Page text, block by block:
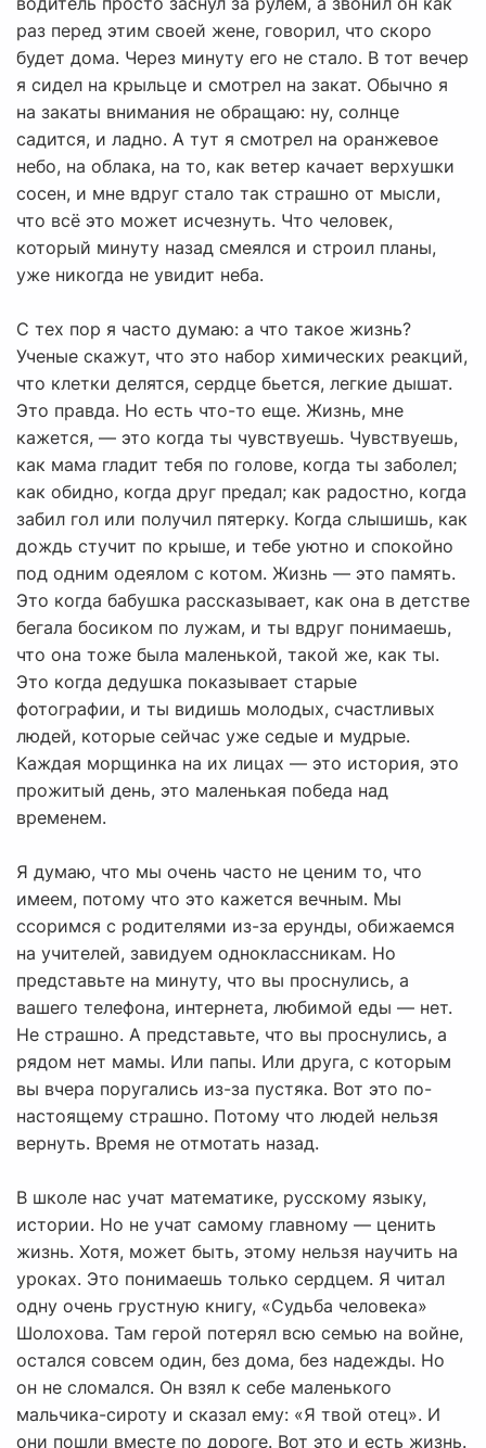
раз перед этим своей жене, говорил, что скоро
будет дома. Через минуту его не стало. В тот вечер
я сидел на крыльце и смотрел на закат. Обычно я
на закаты внимания не обращаю: ну, солнце
садится, и ладно. А тут я смотрел на оранжевое
небо, на облака, на то, как ветер качает верхушки
сосен, и мне вдруг стало так страшно от мысли,
что всё это может исчезнуть. Что человек,
который минуту назад смеялся и строил планы,
уже никогда не увидит неба.
С тех пор я часто думаю: а что такое жизнь?
Ученые скажут, что это набор химических реакций,
что клетки делятся, сердце бьется, легкие дышат.
Это правда. Но есть что-то еще. Жизнь, мне
кажется, — это когда ты чувствуешь. Чувствуешь,
как мама гладит тебя по голове, когда ты заболел;
как обидно, когда друг предал; как радостно, когда
забил гол или получил пятерку. Когда слышишь, как
дождь стучит по крыше, и тебе уютно и спокойно
под одним одеялом с котом. Жизнь — это память.
Это когда бабушка рассказывает, как она в детстве
бегала босиком по лужам, и ты вдруг понимаешь,
что она тоже была маленькой, такой же, как ты.
Это когда дедушка показывает старые
фотографии, и ты видишь молодых, счастливых
людей, которые сейчас уже седые и мудрые.
Каждая морщинка на их лицах — это история, это
прожитый день, это маленькая победа над
временем.
Я думаю, что мы очень часто не ценим то, что
имеем, потому что это кажется вечным. Мы
ссоримся с родителями из-за ерунды, обижаемся
на учителей, завидуем одноклассникам. Но
представьте на минуту, что вы проснулись, а
вашего телефона, интернета, любимой еды — нет.
Не страшно. А представьте, что вы проснулись, а
рядом нет мамы. Или папы. Или друга, с которым
вы вчера поругались из-за пустяка. Вот это по-
настоящему страшно. Потому что людей нельзя
вернуть. Время не отмотать назад.
В школе нас учат математике, русскому языку,
истории. Но не учат самому главному — ценить
жизнь. Хотя, может быть, этому нельзя научить на
уроках. Это понимаешь только сердцем. Я читал
одну очень грустную книгу, «Судьба человека»
Шолохова. Там герой потерял всю семью на войне,
остался совсем один, без дома, без надежды. Но
он не сломался. Он взял к себе маленького
мальчика-сироту и сказал ему: «Я твой отец». И
они пошли вместе по дороге. Вот это и есть жизнь.